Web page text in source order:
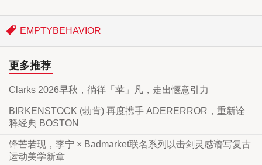
EMPTYBEHAVIOR
更多推荐
Clarks 2026早秋，徜徉「苹」凡，走出惬意引力
BIRKENSTOCK (勃肯) 再度携手 ADERERROR，重新诠
释经典 BOSTON
锋芒若现，李宁 × Badmarket联名系列以击剑灵感谱写复古
运动美学新章